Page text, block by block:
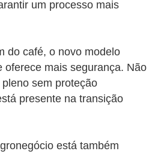
um processo mais
do café, o novo modelo
oferece mais segurança. Não
sem proteção
presente na transição
está também